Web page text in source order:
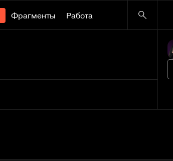
Фрагменты Работа